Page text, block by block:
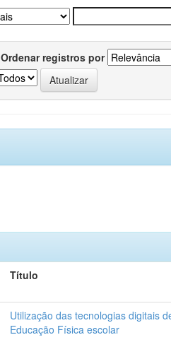
Ordenar registros por
Título
Utilização das tecnologias digitais
Educação Física escolar